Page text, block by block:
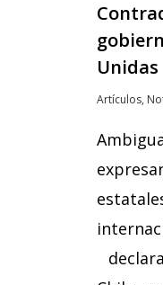
Hit enter
Unidas
Artículos,